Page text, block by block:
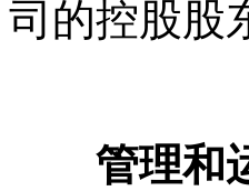
司的控股股
管理和运